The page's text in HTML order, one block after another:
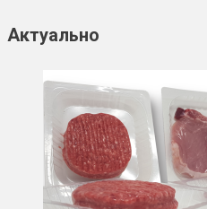
Актуально